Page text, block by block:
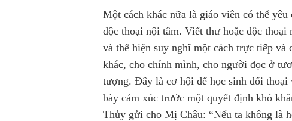
Một cách khác nữa là giáo viên có thể
độc thoại nội tâm. Viết thư hoặc độc thoại
và thể hiện suy nghĩ một cách trực tiếp
khác, cho chính mình, cho người đọc ở
tượng. Đây là cơ hội để học sinh đối
bày cảm xúc trước một quyết định khó
Thủy gửi cho Mị Châu: “Nếu ta không là